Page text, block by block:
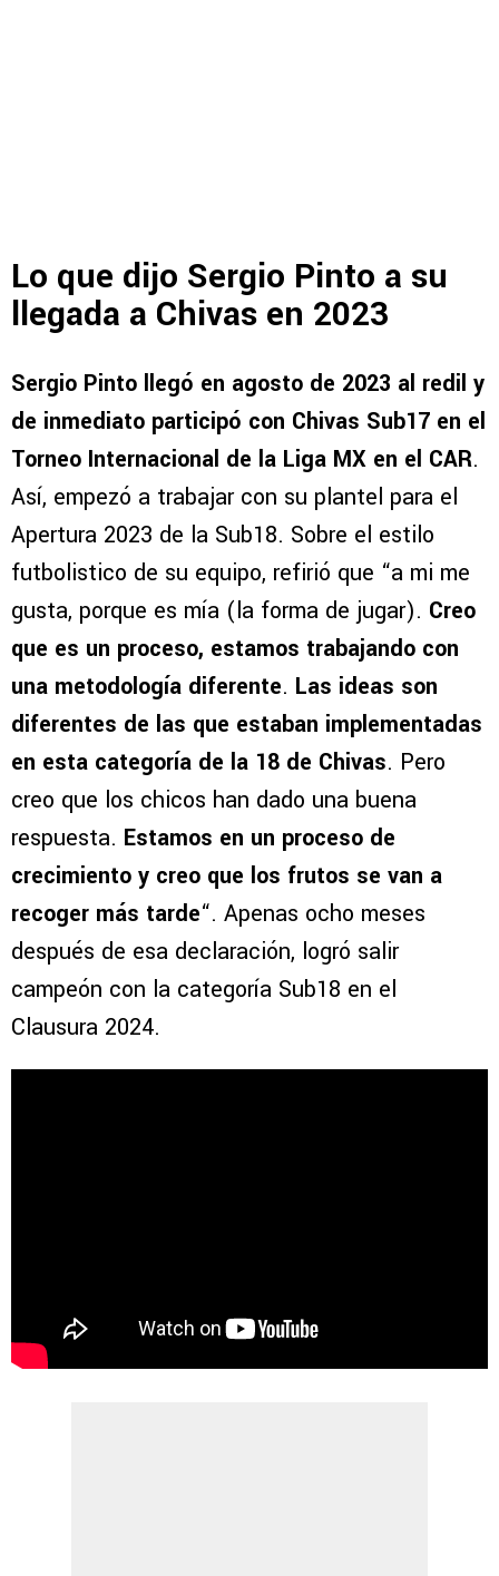
Lo que dijo Sergio Pinto a su
llegada a Chivas en 2023
Sergio Pinto llegó en agosto de 2023 al redil y
de inmediato participó con Chivas Sub17 en el
Torneo Internacional de la Liga MX en el CAR.
Así, empezó a trabajar con su plantel para el
Apertura 2023 de la Sub18. Sobre el estilo
futbolistico de su equipo, refirió que “a mi me
gusta, porque es mía (la forma de jugar). Creo
que es un proceso, estamos trabajando con
una metodología diferente. Las ideas son
diferentes de las que estaban implementadas
en esta categoría de la 18 de Chivas. Pero
creo que los chicos han dado una buena
respuesta. Estamos en un proceso de
crecimiento y creo que los frutos se van a
recoger más tarde“. Apenas ocho meses
después de esa declaración, logró salir
campeón con la categoría Sub18 en el
Clausura 2024.